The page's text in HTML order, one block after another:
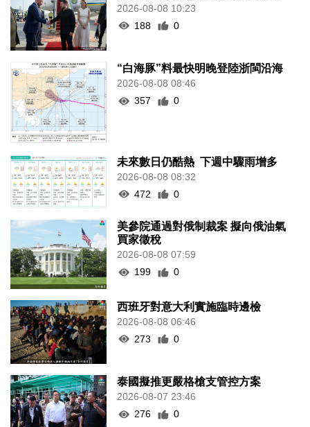
2026-08-08 10:23
188
0
“白海豚”料最快明晚登陸浙閩沿海
2026-08-08 08:46
357
0
未來數日仍酷熱 下週中驟雨增多
2026-08-08 08:32
472
0
美參院通過對俄制裁案 擬向俄油氣
買家徵稅
2026-08-08 07:59
199
0
西班牙對意大利實施臨時邊檢
2026-08-08 06:46
273
0
泰國擬推更嚴格槍支管控方案
2026-08-07 23:46
276
0